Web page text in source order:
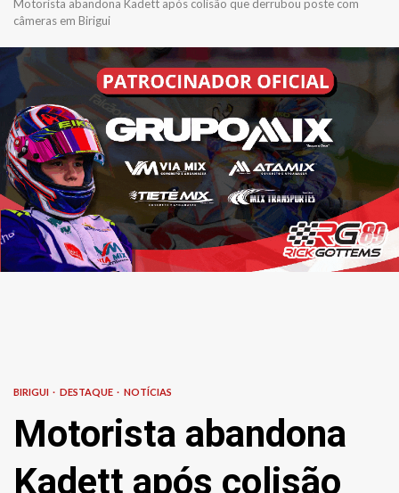
Motorista abandona Kadett após colisão que derrubou poste com
câmeras em Birigui
BIRIGUI DESTAQUE NOTÍCIAS
Motorista abandona
Kadett após colisão